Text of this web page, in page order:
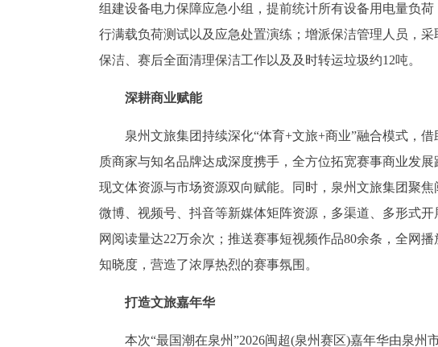
组建设备电力保障应急小组，提前统计所有设备用电量负
行满载负荷测试以及应急处置演练；增派保洁管理人员，
保洁、赛后全面清理保洁工作以及及时转运垃圾约12吨。
深耕商业赋能
泉州文旅集团持续深化“体育+文旅+商业”融合模式，
质商家与知名品牌达成深度携手，全方位拓宽赛事商业发
现文体资源与市场资源双向赋能。同时，泉州文旅集团聚
微博、视频号、抖音等新媒体矩阵资源，多渠道、多形式
网阅读量达22万余次；推送赛事短视频作品80余条，全网
知晓度，营造了浓厚热烈的赛事氛围。
打造文旅嘉年华
本次“最国潮在泉州”2026闽超(泉州赛区)嘉年华由泉